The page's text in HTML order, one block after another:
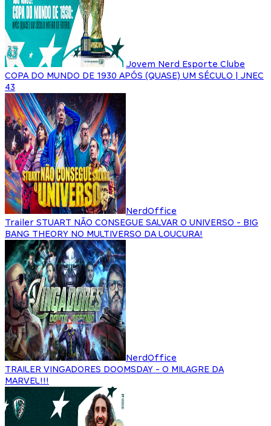
Jovem Nerd Esporte Clube
COPA DO MUNDO DE 1930 APÓS (QUASE) UM SÉCULO | JNEC
43
NerdOffice
Trailer STUART NÃO CONSEGUE SALVAR O UNIVERSO - BIG
BANG THEORY NO MULTIVERSO DA LOUCURA!
NerdOffice
TRAILER VINGADORES DOOMSDAY - O MILAGRE DA
MARVEL!!!